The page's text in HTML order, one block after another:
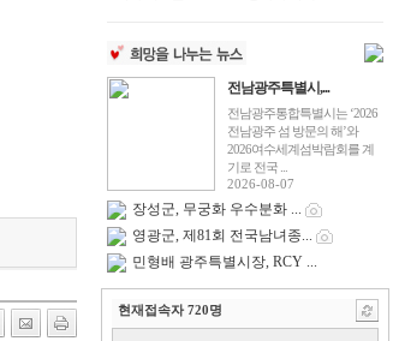
전남광주특별시,...
전남광주통합특별시는 ‘2026
전남광주 섬 방문의 해’와
2026여수세계섬박람회를 계
기로 전국 ...
2026-08-07
장성군, 무궁화 우수분화 ...
영광군, 제81회 전국남녀종...
민형배 광주특별시장, RCY ...
현재접속자 720명